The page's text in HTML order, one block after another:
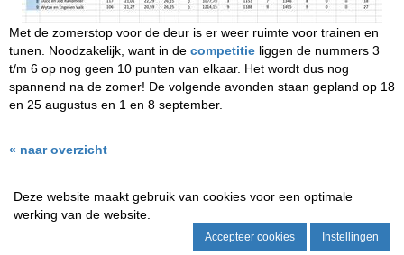
Deze website maakt gebruik van cookies voor een optimale
werking van de website.
Accepteer cookies Instellingen
Met de zomerstop voor de deur is er weer ruimte voor trainen en
tunen. Noodzakelijk, want in de competitie liggen de nummers 3
t/m 6 op nog geen 10 punten van elkaar. Het wordt dus nog
spannend na de zomer! De volgende avonden staan gepland op 18
en 25 augustus en 1 en 8 september.
« naar overzicht